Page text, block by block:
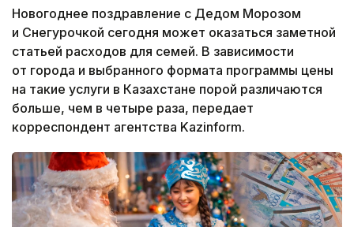
Новогоднее поздравление с Дедом Морозом
и Снегурочкой сегодня может оказаться заметной
статьей расходов для семей. В зависимости
от города и выбранного формата программы цены
на такие услуги в Казахстане порой различаются
больше, чем в четыре раза, передает
корреспондент агентства Kazinform.